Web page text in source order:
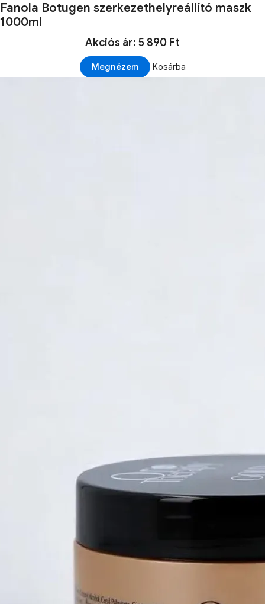
Fanola Botugen szerkezethelyreállító maszk
1000ml
Akciós ár: 5 890 Ft
Megnézem Kosárba